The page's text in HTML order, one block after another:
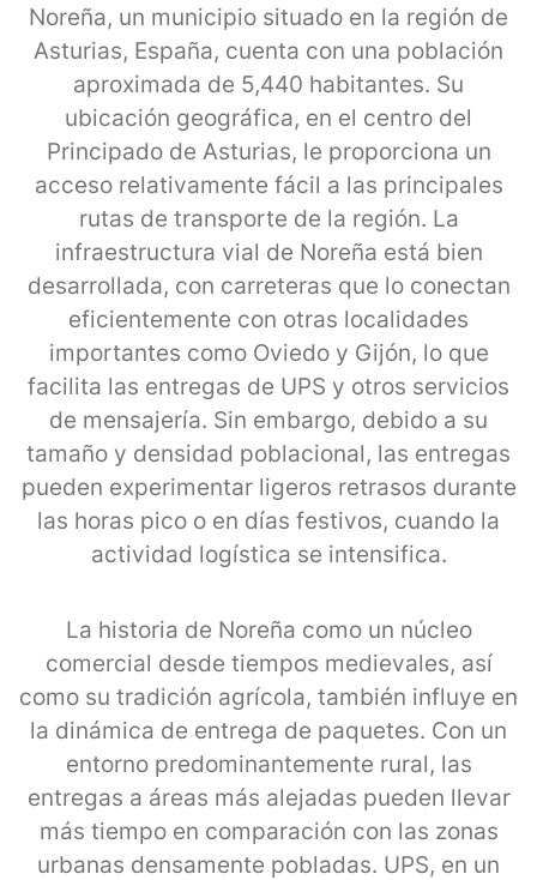
Noreña, un municipio situado en la región de
Asturias, España, cuenta con una población
aproximada de 5,440 habitantes. Su
ubicación geográfica, en el centro del
Principado de Asturias, le proporciona un
acceso relativamente fácil a las principales
rutas de transporte de la región. La
infraestructura vial de Noreña está bien
desarrollada, con carreteras que lo conectan
eficientemente con otras localidades
importantes como Oviedo y Gijón, lo que
facilita las entregas de UPS y otros servicios
de mensajería. Sin embargo, debido a su
tamaño y densidad poblacional, las entregas
pueden experimentar ligeros retrasos durante
las horas pico o en días festivos, cuando la
actividad logística se intensifica.
La historia de Noreña como un núcleo
comercial desde tiempos medievales, así
como su tradición agrícola, también influye en
la dinámica de entrega de paquetes. Con un
entorno predominantemente rural, las
entregas a áreas más alejadas pueden llevar
más tiempo en comparación con las zonas
urbanas densamente pobladas. UPS, en un